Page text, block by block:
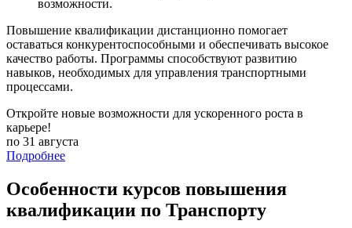
возможности.
Повышение квалификации дистанционно помогает
оставаться конкурентоспособными и обеспечивать высокое
качество работы. Программы способствуют развитию
навыков, необходимых для управления транспортными
процессами.
Откройте новые возможности для ускоренного роста в
карьере!
по 31 августа
Подробнее
Особенности курсов повышения
квалификации по Транспорту